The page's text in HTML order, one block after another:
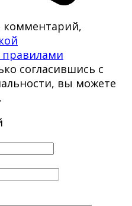
комментарий,
правилами
согласившись с
вы можете